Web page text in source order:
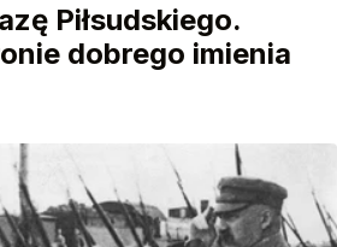
Piłsudskiego.
dobrego imienia